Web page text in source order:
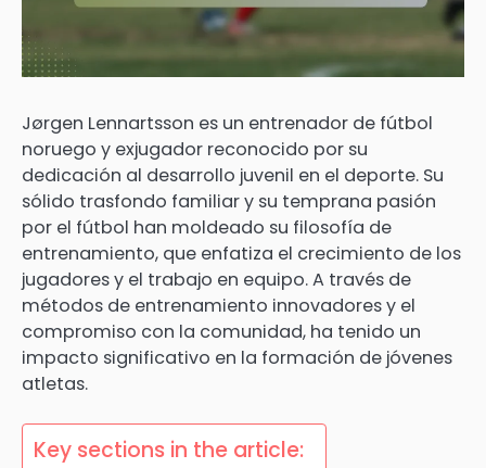
Jørgen Lennartsson es un entrenador de fútbol
noruego y exjugador reconocido por su
dedicación al desarrollo juvenil en el deporte. Su
sólido trasfondo familiar y su temprana pasión
por el fútbol han moldeado su filosofía de
entrenamiento, que enfatiza el crecimiento de los
jugadores y el trabajo en equipo. A través de
métodos de entrenamiento innovadores y el
compromiso con la comunidad, ha tenido un
impacto significativo en la formación de jóvenes
atletas.
Key sections in the article: